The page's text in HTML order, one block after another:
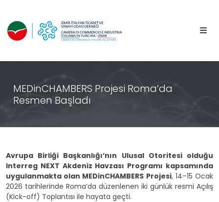
MEDinCHAMBERS Projesi Roma’da
Resmen Başladı
Avrupa Birliği Başkanlığı’nın Ulusal Otoritesi olduğu
Interreg NEXT Akdeniz Havzası Programı kapsamında
uygulanmakta olan MEDinCHAMBERS Projesi, 14–15 Ocak
2026 tarihlerinde Roma’da düzenlenen iki günlük resmi Açılış
(Kick-off) Toplantısı ile hayata geçti.